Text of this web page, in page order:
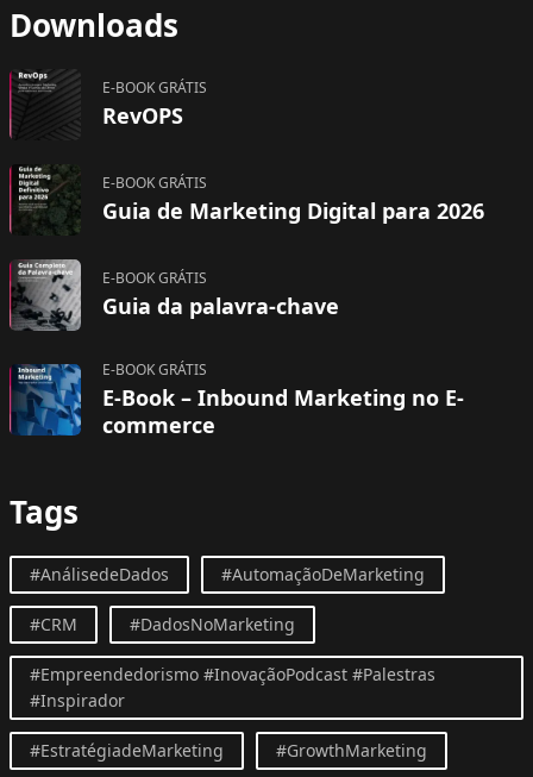
Downloads
E-BOOK GRÁTIS
RevOPS
E-BOOK GRÁTIS
Guia de Marketing Digital para 2026
E-BOOK GRÁTIS
Guia da palavra-chave
E-BOOK GRÁTIS
E-Book – Inbound Marketing no E-
commerce
Tags
#AnálisedeDados #AutomaçãoDeMarketing
#CRM #DadosNoMarketing
#Empreendedorismo #InovaçãoPodcast #Palestras
#Inspirador
#EstratégiadeMarketing #GrowthMarketing